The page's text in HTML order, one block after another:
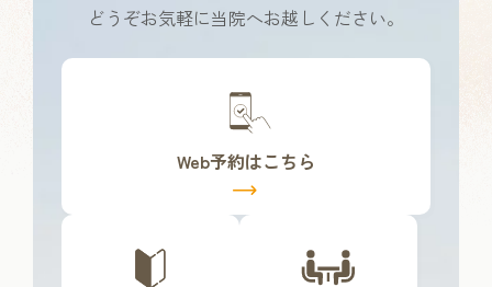
どうぞお気軽に当院へお越しください。
Web予約はこちら
カ
ク
カ
カ